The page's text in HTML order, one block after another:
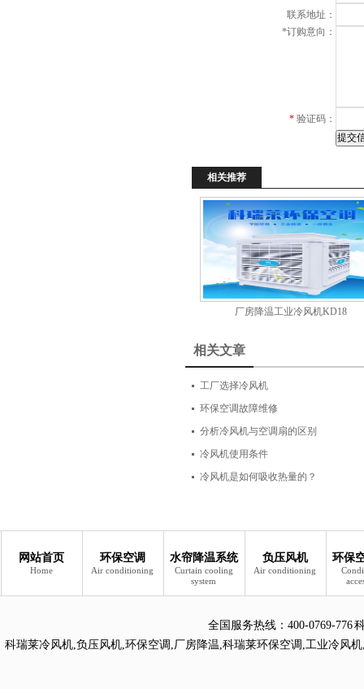
联系地址：
*订购意向：
* 验证码：
相关推荐
厂房降温工业冷风机KD18
相关文章
工厂选择冷风机
环保空调故障维修
分析冷风机与空调扇的区别
冷风机使用条件
冷风机是如何吸收热量的？
网站首页
Home
环保空调
Air conditioning
水帘降温系统
Curtain cooling
system
负压风机
Air conditioning
环保
全国服务热线： 400-0769-776
科瑞莱冷风机,负压风机,环保空调 ,厂房降温,科瑞莱环保空调 ,工业冷风机